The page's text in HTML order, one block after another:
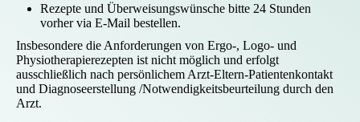
Rezepte und Überweisungswünsche bitte 24 Stunden
vorher via E-Mail bestellen.
Insbesondere die Anforderungen von Ergo-, Logo- und
Physiotherapierezepten ist nicht möglich und erfolgt
ausschließlich nach persönlichem Arzt-Eltern-Patientenkontakt
und Diagnoseerstellung /Notwendigkeitsbeurteilung durch den
Arzt.